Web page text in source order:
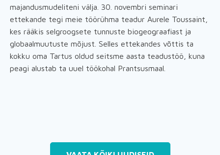
majandusmudeliteni välja. 30. novembri seminari
ettekande tegi meie töörühma teadur Aurele Toussaint,
kes rääkis selgroogsete tunnuste biogeograafiast ja
globaalmuutuste mõjust. Selles ettekandes võttis ta
kokku oma Tartus oldud seitsme aasta teadustöö, kuna
peagi alustab ta uuel töökohal Prantsusmaal.